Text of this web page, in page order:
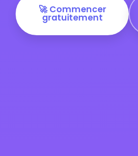
🚀 Commencer
gratuitement